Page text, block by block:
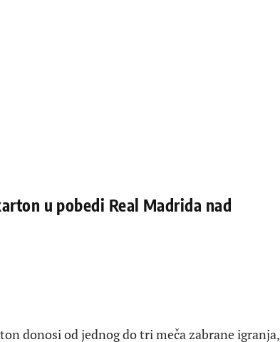
u pobedi Real Madrida nad
donosi od jednog do tri meča zabrane igranja,